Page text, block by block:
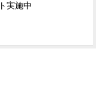
実施中